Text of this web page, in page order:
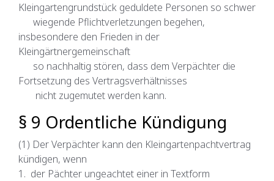
Kleingartengrundstück geduldete Personen so schwer
wiegende Pflichtverletzungen begehen,
insbesondere den Frieden in der
Kleingärtnergemeinschaft
so nachhaltig stören, dass dem Verpächter die
Fortsetzung des Vertragsverhältnisses
nicht zugemutet werden kann.
§ 9 Ordentliche Kündigung
(1) Der Verpächter kann den Kleingartenpachtvertrag
kündigen, wenn
1. der Pächter ungeachtet einer in Textform